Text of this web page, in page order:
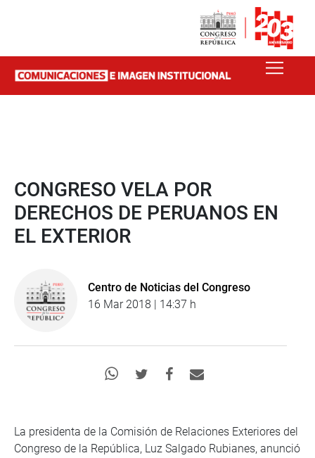
CONGRESO VELA POR
DERECHOS DE PERUANOS EN
EL EXTERIOR
Centro de Noticias del Congreso
16 Mar 2018 | 14:37 h
La presidenta de la Comisión de Relaciones Exteriores del
Congreso de la República, Luz Salgado Rubianes, anunció